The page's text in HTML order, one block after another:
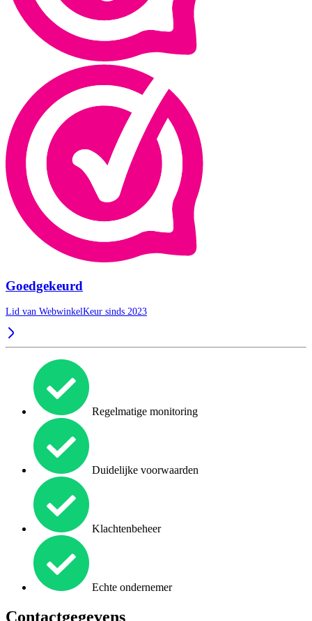
Goedgekeurd
Lid van WebwinkelKeur sinds 2023
Regelmatige monitoring
Duidelijke voorwaarden
Klachtenbeheer
Echte ondernemer
Contactgegevens